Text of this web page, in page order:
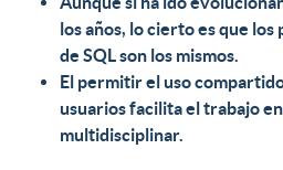
los años, lo cierto es que los
de SQL son los mismos.
El permitir el uso
usuarios facilita el trabajo
multidisciplinar.